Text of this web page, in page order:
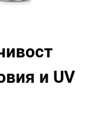
и UV